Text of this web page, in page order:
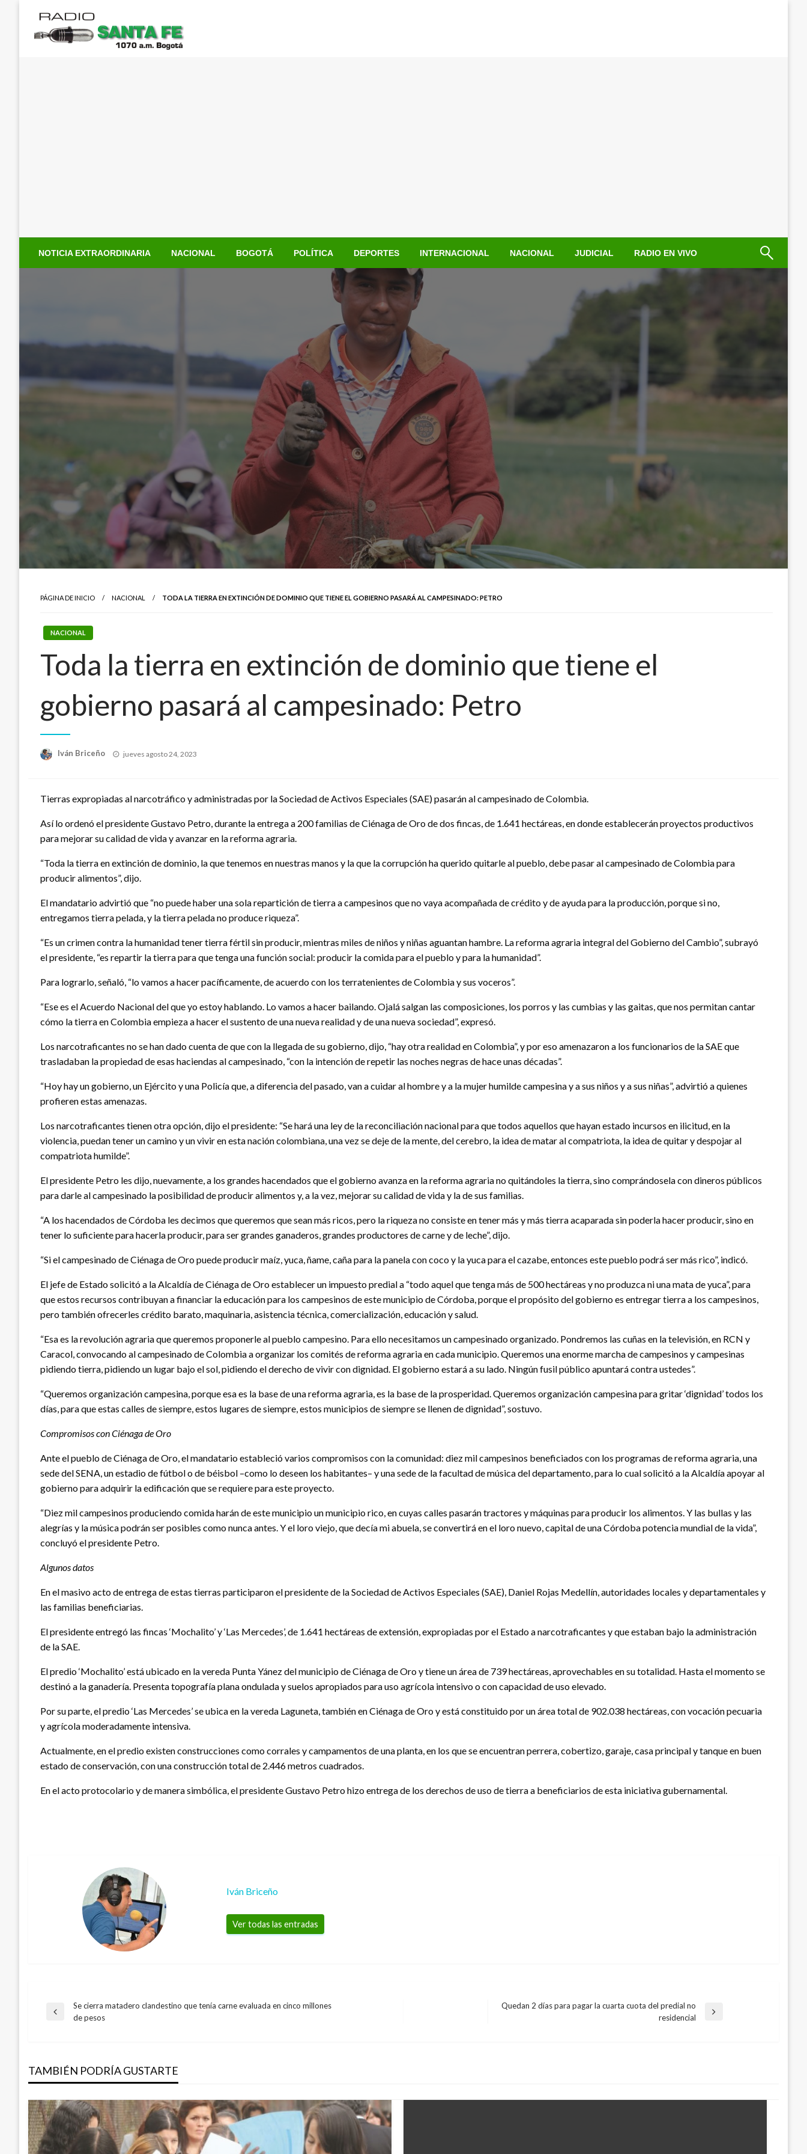
contenido
NOTICIA EXTRAORDINARIA NACIONAL BOGOTÁ POLÍTICA DEPORTES INTERNACIONAL NACIONAL JUDICIAL RADIO EN VIVO
PÁGINA DE INICIO NACIONAL TODA LA TIERRA EN EXTINCIÓN DE DOMINIO QUE TIENE EL GOBIERNO PASARÁ AL CAMPESINADO: PETRO
NACIONAL
Toda la tierra en extinción de dominio que tiene el
gobierno pasará al campesinado: Petro
Iván Briceño
Publicado
jueves agosto 24, 2023
Tierras expropiadas al narcotráfico y administradas por la Sociedad de Activos Especiales (SAE) pasarán al campesinado de Colombia.
Así lo ordenó el presidente Gustavo Petro, durante la entrega a 200 familias de Ciénaga de Oro de dos fincas, de 1.641 hectáreas, en donde establecerán proyectos productivos
para mejorar su calidad de vida y avanzar en la reforma agraria.
“Toda la tierra en extinción de dominio, la que tenemos en nuestras manos y la que la corrupción ha querido quitarle al pueblo, debe pasar al campesinado de Colombia para
producir alimentos”, dijo.
El mandatario advirtió que “no puede haber una sola repartición de tierra a campesinos que no vaya acompañada de crédito y de ayuda para la producción, porque si no,
entregamos tierra pelada, y la tierra pelada no produce riqueza”.
“Es un crimen contra la humanidad tener tierra fértil sin producir, mientras miles de niños y niñas aguantan hambre. La reforma agraria integral del Gobierno del Cambio”, subrayó
el presidente, “es repartir la tierra para que tenga una función social: producir la comida para el pueblo y para la humanidad”.
Para lograrlo, señaló, “lo vamos a hacer pacíficamente, de acuerdo con los terratenientes de Colombia y sus voceros”.
“Ese es el Acuerdo Nacional del que yo estoy hablando. Lo vamos a hacer bailando. Ojalá salgan las composiciones, los porros y las cumbias y las gaitas, que nos permitan cantar
cómo la tierra en Colombia empieza a hacer el sustento de una nueva realidad y de una nueva sociedad”, expresó.
Los narcotraficantes no se han dado cuenta de que con la llegada de su gobierno, dijo, “hay otra realidad en Colombia”, y por eso amenazaron a los funcionarios de la SAE que
trasladaban la propiedad de esas haciendas al campesinado, “con la intención de repetir las noches negras de hace unas décadas”.
“Hoy hay un gobierno, un Ejército y una Policía que, a diferencia del pasado, van a cuidar al hombre y a la mujer humilde campesina y a sus niños y a sus niñas”, advirtió a quienes
profieren estas amenazas.
Los narcotraficantes tienen otra opción, dijo el presidente: “Se hará una ley de la reconciliación nacional para que todos aquellos que hayan estado incursos en ilicitud, en la
violencia, puedan tener un camino y un vivir en esta nación colombiana, una vez se deje de la mente, del cerebro, la idea de matar al compatriota, la idea de quitar y despojar al
compatriota humilde”.
El presidente Petro les dijo, nuevamente, a los grandes hacendados que el gobierno avanza en la reforma agraria no quitándoles la tierra, sino comprándosela con dineros públicos
para darle al campesinado la posibilidad de producir alimentos y, a la vez, mejorar su calidad de vida y la de sus familias.
“A los hacendados de Córdoba les decimos que queremos que sean más ricos, pero la riqueza no consiste en tener más y más tierra acaparada sin poderla hacer producir, sino en
tener lo suficiente para hacerla producir, para ser grandes ganaderos, grandes productores de carne y de leche”, dijo.
“Si el campesinado de Ciénaga de Oro puede producir maíz, yuca, ñame, caña para la panela con coco y la yuca para el cazabe, entonces este pueblo podrá ser más rico”, indicó.
El jefe de Estado solicitó a la Alcaldía de Ciénaga de Oro establecer un impuesto predial a “todo aquel que tenga más de 500 hectáreas y no produzca ni una mata de yuca”, para
que estos recursos contribuyan a financiar la educación para los campesinos de este municipio de Córdoba, porque el propósito del gobierno es entregar tierra a los campesinos,
pero también ofrecerles crédito barato, maquinaria, asistencia técnica, comercialización, educación y salud.
“Esa es la revolución agraria que queremos proponerle al pueblo campesino. Para ello necesitamos un campesinado organizado. Pondremos las cuñas en la televisión, en RCN y
Caracol, convocando al campesinado de Colombia a organizar los comités de reforma agraria en cada municipio. Queremos una enorme marcha de campesinos y campesinas
pidiendo tierra, pidiendo un lugar bajo el sol, pidiendo el derecho de vivir con dignidad. El gobierno estará a su lado. Ningún fusil público apuntará contra ustedes”.
“Queremos organización campesina, porque esa es la base de una reforma agraria, es la base de la prosperidad. Queremos organización campesina para gritar ‘dignidad’ todos los
días, para que estas calles de siempre, estos lugares de siempre, estos municipios de siempre se llenen de dignidad”, sostuvo.
Compromisos con Ciénaga de Oro
Ante el pueblo de Ciénaga de Oro, el mandatario estableció varios compromisos con la comunidad: diez mil campesinos beneficiados con los programas de reforma agraria, una
sede del SENA, un estadio de fútbol o de béisbol –como lo deseen los habitantes– y una sede de la facultad de música del departamento, para lo cual solicitó a la Alcaldía apoyar al
gobierno para adquirir la edificación que se requiere para este proyecto.
“Diez mil campesinos produciendo comida harán de este municipio un municipio rico, en cuyas calles pasarán tractores y máquinas para producir los alimentos. Y las bullas y las
alegrías y la música podrán ser posibles como nunca antes. Y el loro viejo, que decía mi abuela, se convertirá en el loro nuevo, capital de una Córdoba potencia mundial de la vida”,
concluyó el presidente Petro.
Algunos datos
En el masivo acto de entrega de estas tierras participaron el presidente de la Sociedad de Activos Especiales (SAE), Daniel Rojas Medellín, autoridades locales y departamentales y
las familias beneficiarias.
El presidente entregó las fincas ‘Mochalito’ y ‘Las Mercedes’, de 1.641 hectáreas de extensión, expropiadas por el Estado a narcotraficantes y que estaban bajo la administración
de la SAE.
El predio ‘Mochalito’ está ubicado en la vereda Punta Yánez del municipio de Ciénaga de Oro y tiene un área de 739 hectáreas, aprovechables en su totalidad. Hasta el momento se
destinó a la ganadería. Presenta topografía plana ondulada y suelos apropiados para uso agrícola intensivo o con capacidad de uso elevado.
Por su parte, el predio ‘Las Mercedes’ se ubica en la vereda Laguneta, también en Ciénaga de Oro y está constituido por un área total de 902.038 hectáreas, con vocación pecuaria
y agrícola moderadamente intensiva.
Actualmente, en el predio existen construcciones como corrales y campamentos de una planta, en los que se encuentran perrera, cobertizo, garaje, casa principal y tanque en buen
estado de conservación, con una construcción total de 2.446 metros cuadrados.
En el acto protocolario y de manera simbólica, el presidente Gustavo Petro hizo entrega de los derechos de uso de tierra a beneficiarios de esta iniciativa gubernamental.
Iván Briceño
Ver todas las entradas
Navegación
entradas
Entrada
Se cierra matadero clandestino que tenía carne evaluada en cinco millones
de pesos
Quedan 2 días para pagar la cuarta cuota del predial no
residencial
TAMBIÉN PODRÍA GUSTARTE